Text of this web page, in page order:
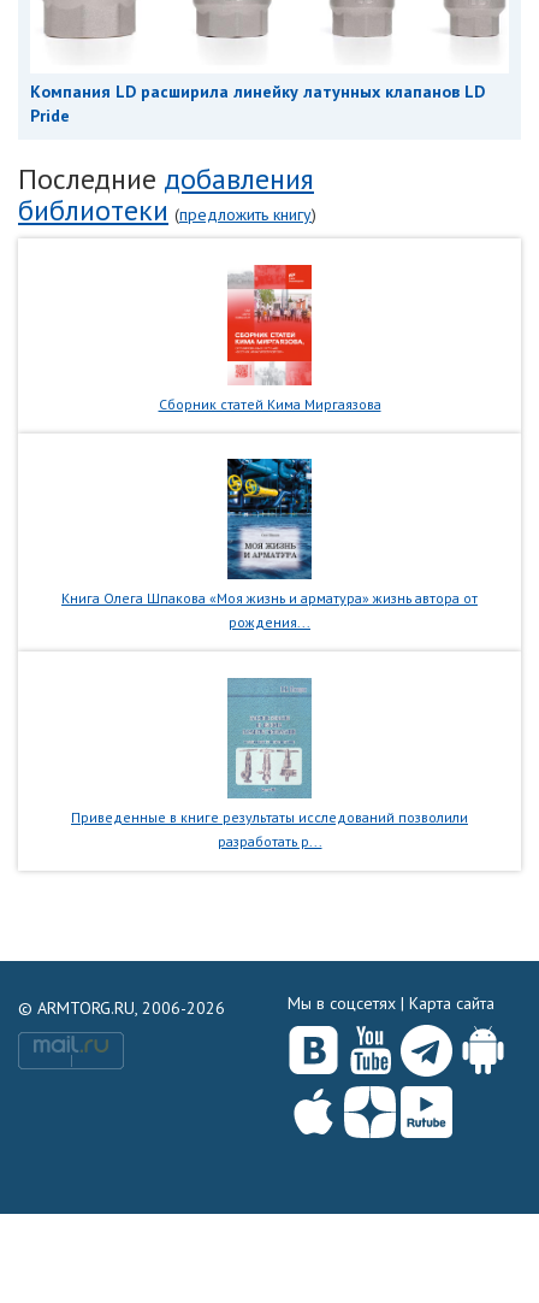
Компания LD расширила линейку латунных клапанов LD
Pride
Последние добавления
библиотеки (предложить книгу)
Сборник статей Кима Миргаязова
Книга Олега Шпакова «Моя жизнь и арматура» жизнь автора от
рождения...
Приведенные в книге результаты исследований позволили
разработать р...
© ARMTORG.RU, 2006-2026 Мы в соцсетях | Карта сайта